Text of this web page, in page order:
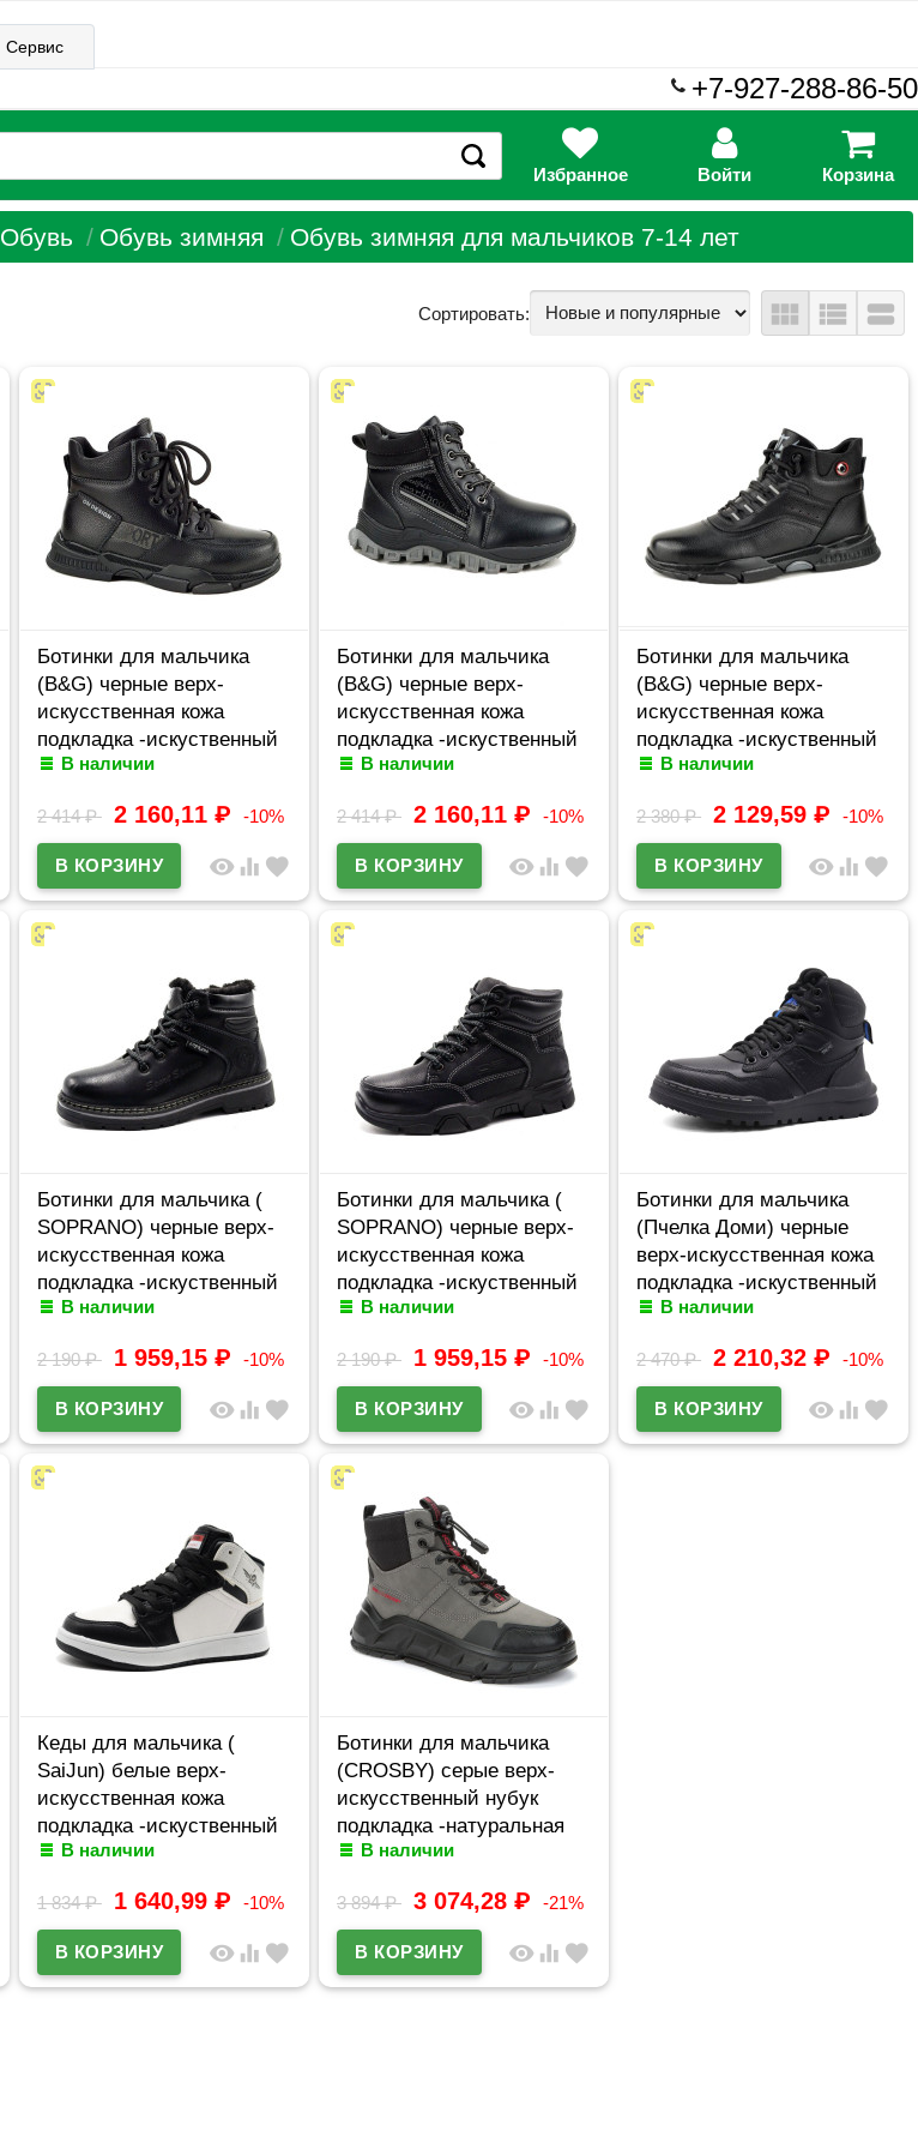
Сервис
+7-927-288-86-50
Избранное Войти Корзина
Обувь Обувь зимняя Обувь зимняя для мальчиков 7-14 лет
Сортировать: view_module view_list view_stream
Ботинки для мальчика
(B&G) черные верх-
искусственная кожа
подкладка -искуственный
мех артикул m-bg-5332-7A
В наличии
2 414₽ 2 160,11 ₽ -10%
visibility equalizer favorite
Ботинки для мальчика
(B&G) черные верх-
искусственная кожа
подкладка -искуственный
мех артикул m-bg-5356-3A
В наличии
2 414₽ 2 160,11 ₽ -10%
visibility equalizer favorite
Ботинки для мальчика
(B&G) черные верх-
искусственная кожа
подкладка -искуственный
мех артикул RC51_5332-
В наличии
2 380₽ 2 129,59₽ -10%
visibility equalizer favorite
Ботинки для мальчика (
SOPRANO) черные верх-
искусственная кожа
подкладка -искуственный
мех артикул amj-B2185
В наличии
2 190₽ 1 959,15 ₽ -10%
visibility equalizer favorite
Ботинки для мальчика (
SOPRANO) черные верх-
искусственная кожа
подкладка -искуственный
мех артикул amj-B0053
В наличии
2 190₽ 1 959,15 ₽ -10%
visibility equalizer favorite
Ботинки для мальчика
(Пчелка Доми) черные
верх-искусственная кожа
подкладка -искуственный
мех артикул tyg-F371-1A
В наличии
2 470₽ 2 210,32₽ -10%
visibility equalizer favorite
Кеды для мальчика (
SaiJun) белые верх-
искусственная кожа
подкладка -искуственный
мех артикул czz-C6566-1
В наличии
1 834₽ 1 640,99 ₽ -10%
visibility equalizer favorite
Ботинки для мальчика
(CROSBY) серые верх-
искусственный нубук
подкладка -натуральная
шерсть артикул
В наличии
3 894₽ 3 074,28 ₽ -21%
visibility equalizer favorite